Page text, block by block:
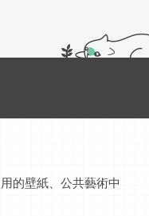
的壁紙、公共藝術中